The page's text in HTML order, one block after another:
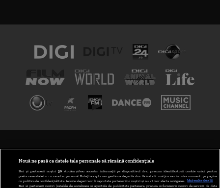
ABONARE DIGI TV
Nouă ne pasă ca datele tale personale să rămână confidențiale
Noi și partenerii noștri 30stocăm și/sau accesăm informații pe dispozitivul dvs., precum identificatorii cookie unici pentru
prelucrarea datelor cu caracter personal. Puteți accepta sau gestiona alegerile dvs. făcând clic mai jos sau în orice moment, pe pagina
cu politica de confidențialitate. Aceste alegeri vor fi raportate partenerilor noștri și nu vă vor afecta navigarea.
Mai multe detalii
Noi si partenerii nostri (retelele de socializare si agentiile de publicitate partenere, precum si furnizorii nostri de servicii de date